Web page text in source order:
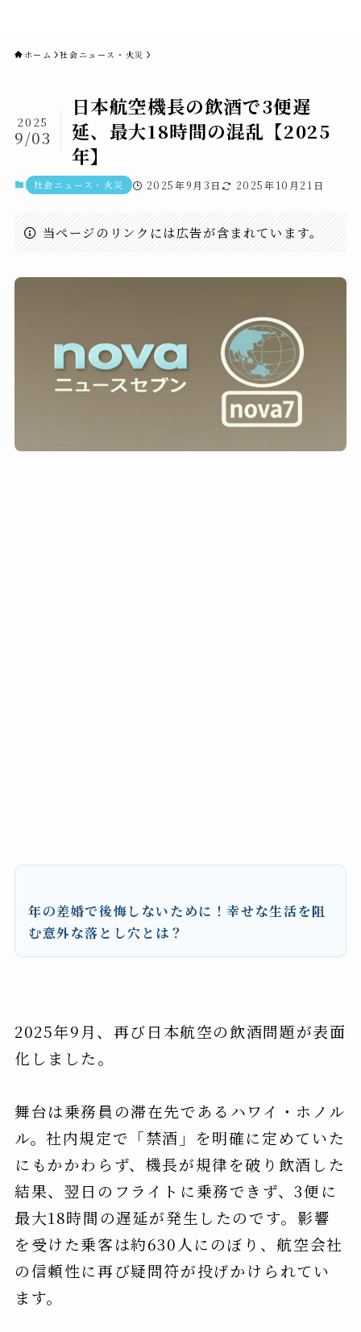
ホーム 社会ニュース・火災
日本航空機長の飲酒で3便遅
延、最大18時間の混乱【2025
年】
2025
9/03
社会ニュース・火災 2025年9月3日 2025年10月21日
当ページのリンクには広告が含まれています。
年の差婚で後悔しないために！幸せな生活を阻
む意外な落とし穴とは？
2025年9月、再び日本航空の飲酒問題が表面
化しました。
舞台は乗務員の滞在先であるハワイ・ホノル
ル。社内規定で「禁酒」を明確に定めていた
にもかかわらず、機長が規律を破り飲酒した
結果、翌日のフライトに乗務できず、3便に
最大18時間の遅延が発生したのです。影響
を受けた乗客は約630人にのぼり、航空会社
の信頼性に再び疑問符が投げかけられてい
ます。